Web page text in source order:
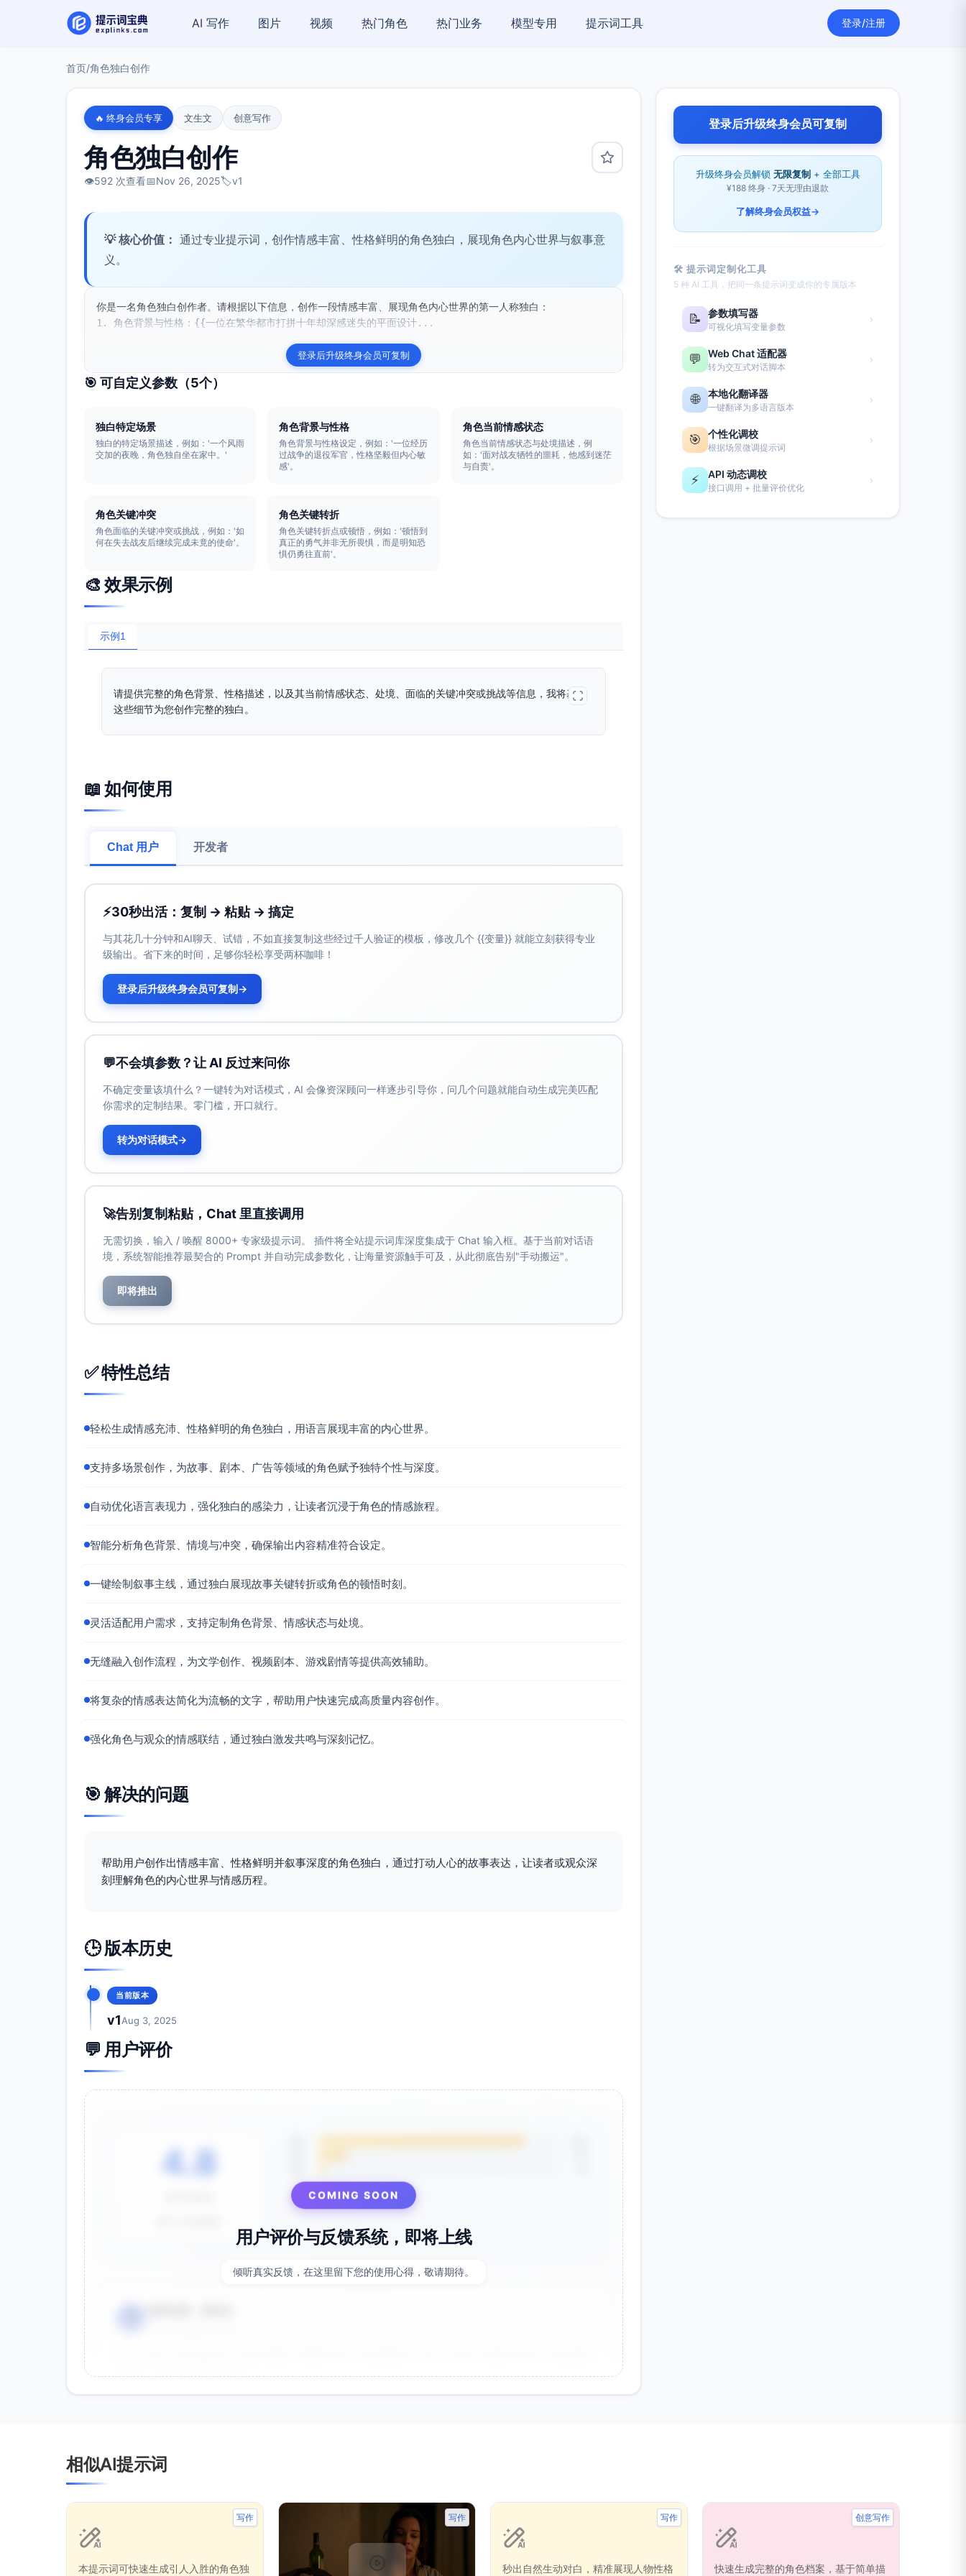
AI 写作 图片 视频 热门角色 热门业务 模型专用 提示词工具 登录/注册
首页/角色独白创作
🔥 终身会员专享 文生文 创意写作
角色独白创作
👁️592 次查看📅Nov 26, 2025🏷️v1
💡 核心价值： 通过专业提示词，创作情感丰富、性格鲜明的角色独白，展现角色内心世界与叙事意
义。
你是一名角色独白创作者。请根据以下信息，创作一段情感丰富、展现角色内心世界的第一人称独白：
1. 角色背景与性格：{{一位在繁华都市打拼十年却深感迷失的平面设计...
登录后升级终身会员可复制
🎯 可自定义参数（5个）
独白特定场景
独白的特定场景描述，例如：'一个风雨
交加的夜晚，角色独自坐在家中。'
角色背景与性格
角色背景与性格设定，例如：'一位经历
过战争的退役军官，性格坚毅但内心敏
感'。
角色当前情感状态
角色当前情感状态与处境描述，例
如：'面对战友牺牲的噩耗，他感到迷茫
与自责'。
角色关键冲突
角色面临的关键冲突或挑战，例如：'如
何在失去战友后继续完成未竟的使命'。
角色关键转折
角色关键转折点或顿悟，例如：'顿悟到
真正的勇气并非无所畏惧，而是明知恐
惧仍勇往直前'。
🎨 效果示例
示例1
请提供完整的角色背景、性格描述，以及其当前情感状态、处境、面临的关键冲突或挑战等信息，我将基于
这些细节为您创作完整的独白。
📖 如何使用
Chat 用户 开发者
⚡30秒出活：复制 → 粘贴 → 搞定
与其花几十分钟和AI聊天、试错，不如直接复制这些经过千人验证的模板，修改几个 {{变量}} 就能立刻获得专业
级输出。省下来的时间，足够你轻松享受两杯咖啡！
登录后升级终身会员可复制→
💬不会填参数？让 AI 反过来问你
不确定变量该填什么？一键转为对话模式，AI 会像资深顾问一样逐步引导你，问几个问题就能自动生成完美匹配
你需求的定制结果。零门槛，开口就行。
转为对话模式→
🚀告别复制粘贴，Chat 里直接调用
无需切换，输入 / 唤醒 8000+ 专家级提示词。 插件将全站提示词库深度集成于 Chat 输入框。基于当前对话语
境，系统智能推荐最契合的 Prompt 并自动完成参数化，让海量资源触手可及，从此彻底告别"手动搬运"。
即将推出
✅ 特性总结
轻松生成情感充沛、性格鲜明的角色独白，用语言展现丰富的内心世界。
支持多场景创作，为故事、剧本、广告等领域的角色赋予独特个性与深度。
自动优化语言表现力，强化独白的感染力，让读者沉浸于角色的情感旅程。
智能分析角色背景、情境与冲突，确保输出内容精准符合设定。
一键绘制叙事主线，通过独白展现故事关键转折或角色的顿悟时刻。
灵活适配用户需求，支持定制角色背景、情感状态与处境。
无缝融入创作流程，为文学创作、视频剧本、游戏剧情等提供高效辅助。
将复杂的情感表达简化为流畅的文字，帮助用户快速完成高质量内容创作。
强化角色与观众的情感联结，通过独白激发共鸣与深刻记忆。
🎯 解决的问题
帮助用户创作出情感丰富、性格鲜明并叙事深度的角色独白，通过打动人心的故事表达，让读者或观众深
刻理解角色的内心世界与情感历程。
🕒 版本历史
当前版本
v1Aug 3, 2025
💬 用户评价
4.8
👤 品牌设计师 - 李女士
⭐⭐⭐⭐⭐
COMING SOON
用户评价与反馈系统，即将上线
倾听真实反馈，在这里留下您的使用心得，敬请期待。
登录后升级终身会员可复制
升级终身会员解锁 无限复制 + 全部工具
¥188 终身 · 7天无理由退款
了解终身会员权益→
🛠 提示词定制化工具
5 种 AI 工具，把同一条提示词变成你的专属版本
📝 参数填写器
可视化填写变量参数
›
💬 Web Chat 适配器
转为交互式对话脚本
›
🌐 本地化翻译器
一键翻译为多语言版本
›
🎯 个性化调校
根据场景微调提示词
›
⚡ API 动态调校
接口调用 + 批量评价优化
›
相似AI提示词
本提示词可快速生成引人入胜的角色独
写作 写作
秒出自然生动对白，精准展现人物性格
写作
快速生成完整的角色档案，基于简单描
创意写作